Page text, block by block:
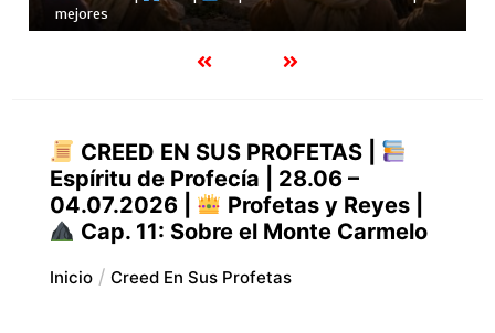
24.07.2026 |
Job | Cap.28 – La verdadera sabiduría
CREED EN SUS PROFETAS |
Espíritu de Profecía | 28.06 –
04.07.2026 |
Profetas y Reyes |
Cap. 11: Sobre el Monte Carmelo
Inicio Creed En Sus Profetas